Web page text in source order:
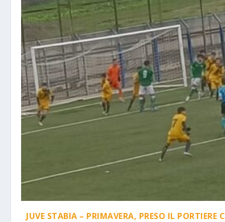
JUVE STABIA – PRIMAVERA, PRESO IL PORTIERE